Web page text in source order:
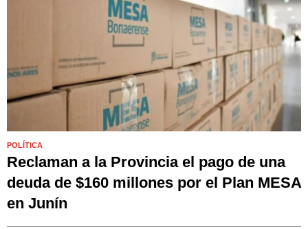
POLÍTICA
Reclaman a la Provincia el pago de una
deuda de $160 millones por el Plan MESA
en Junín